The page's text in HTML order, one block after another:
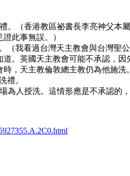
。（香港教區祕書長李亮神父本屬
此事無誤。）
（我看過台灣天主教會與台灣聖
。英國天主教會可能不承認，因
，天主教倫敦總主教仍為他施洗
禮。
為人授洗。這情形應是不承認的